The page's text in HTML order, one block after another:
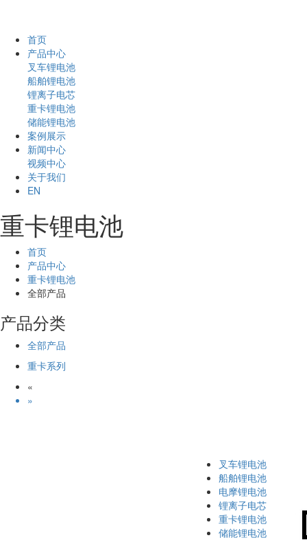
首页
产品中心
叉车锂电池
船舶锂电池
锂离子电芯
重卡锂电池
储能锂电池
案例展示
新闻中心
视频中心
关于我们
EN
重卡锂电池
首页
产品中心
重卡锂电池
全部产品
产品分类
全部产品
重卡系列
«
»
叉车锂电池
船舶锂电池
电摩锂电池
锂离子电芯
重卡锂电池
储能锂电池